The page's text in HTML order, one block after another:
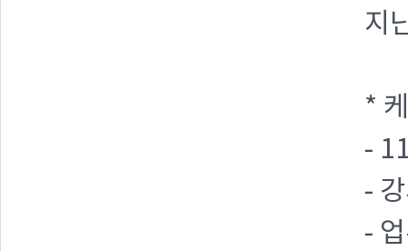
지
*
-
-
-